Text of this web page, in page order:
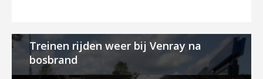
Treinen rijden weer bij Venray na
bosbrand